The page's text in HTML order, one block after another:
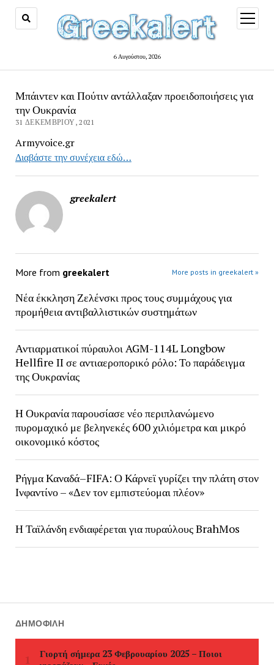
6 Αυγούστου, 2026
open
menu
Μπάιντεν και Πούτιν αντάλλαξαν προειδοποιήσεις για
την Ουκρανία
31 ΔΕΚΕΜΒΡΊΟΥ, 2021
Armyvoice.gr
Διαβάστε την συνέχεια εδώ…
greekalert
More from greekalert More posts in greekalert »
Νέα έκκληση Ζελένσκι προς τους συμμάχους για
προμήθεια αντιβαλλιστικών συστημάτων
Αντιαρματικοί πύραυλοι AGM-114L Longbow
Hellfire II σε αντιαεροπορικό ρόλο: Το παράδειγμα
της Ουκρανίας
Η Ουκρανία παρουσίασε νέο περιπλανώμενο
πυρομαχικό με βεληνεκές 600 χιλιόμετρα και μικρό
οικονομικό κόστος
Ρήγμα Καναδά–FIFA: Ο Κάρνεϊ γυρίζει την πλάτη στον
Ινφαντίνο – «Δεν τον εμπιστεύομαι πλέον»
Η Ταϊλάνδη ενδιαφέρεται για πυραύλους BrahMos
ΔΗΜΟΦΙΛΉ